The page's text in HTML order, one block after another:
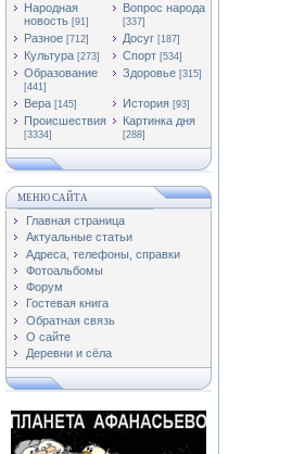
Народная
новость [91]
Вопрос народа
[337]
Разное [712] Досуг [187]
Культура [273] Спорт [534]
Образование
[441]
Здоровье [315]
Вера [145] История [93]
Происшествия
[3334]
Картинка дня
[288]
МЕНЮ САЙТА
Главная страница
Актуальные статьи
Адреса, телефоны, справки
Фотоальбомы
Форум
Гостевая книга
Обратная связь
О сайте
Деревни и сёла